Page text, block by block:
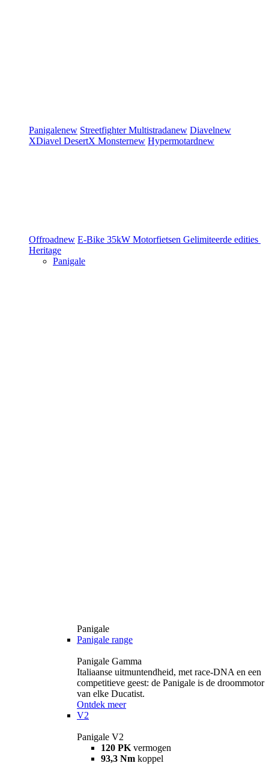
Panigalenew StreetfighterMultistradanew Diavelnew
XDiavel DesertX Monsternew Hypermotardnew
Offroadnew E-Bike 35kW Motorfietsen Gelimiteerde edities
Heritage
Panigale
Panigale
Panigale range
Panigale Gamma
Italiaanse uitmuntendheid, met race-DNA en een
competitieve geest: de Panigale is de droommotor
van elke Ducatist.
Ontdek meer
V2
Panigale V2
120 PK vermogen
93,3 Nm koppel